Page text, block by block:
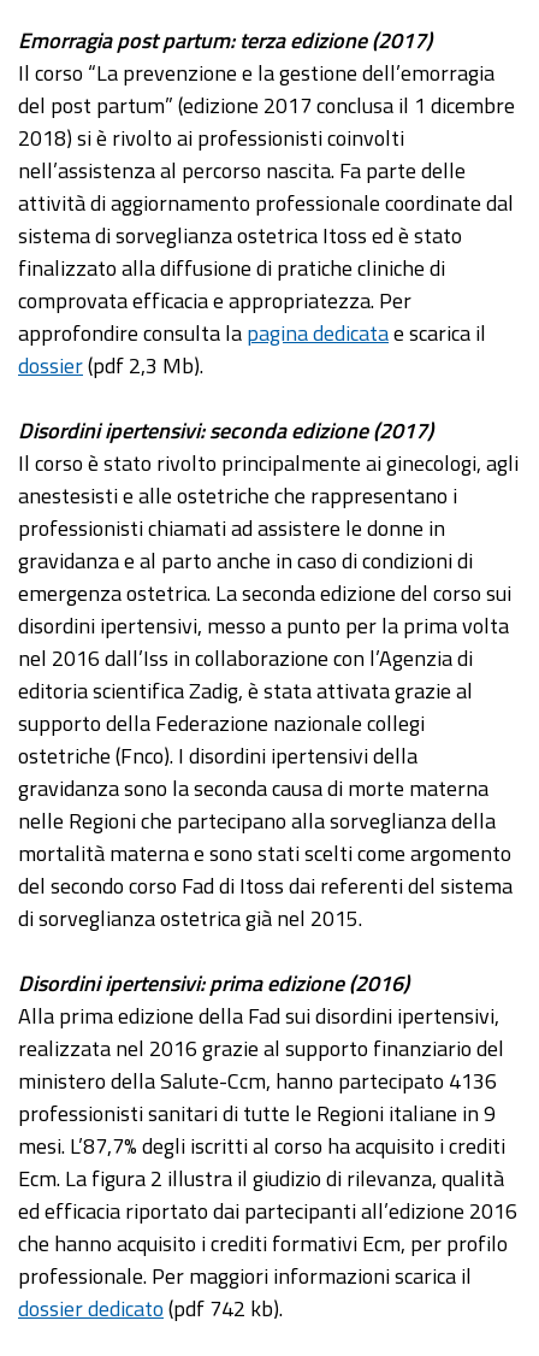
Emorragia post partum: terza edizione (2017)
Il corso “La prevenzione e la gestione dell’emorragia
del post partum” (edizione 2017 conclusa il 1 dicembre
2018) si è rivolto ai professionisti coinvolti
nell’assistenza al percorso nascita. Fa parte delle
attività di aggiornamento professionale coordinate dal
sistema di sorveglianza ostetrica Itoss ed è stato
finalizzato alla diffusione di pratiche cliniche di
comprovata efficacia e appropriatezza. Per
approfondire consulta lapagina dedicatae scarica il
dossier(pdf 2,3 Mb).
Disordini ipertensivi: seconda edizione (2017)
Il corso è stato rivolto principalmente ai ginecologi, agli
anestesisti e alle ostetriche che rappresentano i
professionisti chiamati ad assistere le donne in
gravidanza e al parto anche in caso di condizioni di
emergenza ostetrica. La seconda edizione del corso sui
disordini ipertensivi, messo a punto per la prima volta
nel 2016 dall’Iss in collaborazione con l’Agenzia di
editoria scientifica Zadig, è stata attivata grazie al
supporto della Federazione nazionale collegi
ostetriche (Fnco). I disordini ipertensivi della
gravidanza sono la seconda causa di morte materna
nelle Regioni che partecipano alla sorveglianza della
mortalità materna e sono stati scelti come argomento
del secondo corso Fad di Itoss dai referenti del sistema
di sorveglianza ostetrica già nel 2015.
Disordini ipertensivi: prima edizione (2016)
Alla prima edizione della Fad sui disordini ipertensivi,
realizzata nel 2016 grazie al supporto finanziario del
ministero della Salute-Ccm, hanno partecipato 4136
professionisti sanitari di tutte le Regioni italiane in 9
mesi. L’87,7% degli iscritti al corso ha acquisito i crediti
Ecm. La figura 2 illustra il giudizio di rilevanza, qualità
ed efficacia riportato dai partecipanti all’edizione 2016
che hanno acquisito i crediti formativi Ecm, per profilo
professionale. Per maggiori informazioni scarica il
dossier dedicato(pdf 742 kb).